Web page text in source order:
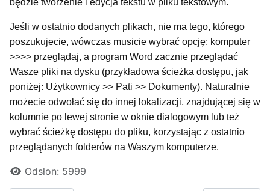
będzie tworzenie i edycja tekstu w pliku tekstowym.
Jeśli w ostatnio dodanych plikach, nie ma tego, którego
poszukujecie, wówczas musicie wybrać opcję: komputer
>>>> przeglądaj, a program Word zacznie przeglądać
Wasze pliki na dysku (przykładowa ścieżka dostępu, jak
poniżej: Użytkownicy >> Pati >> Dokumenty). Naturalnie
możecie odwołać się do innej lokalizacji, znajdującej się w
kolumnie po lewej stronie w oknie dialogowym lub też
wybrać ścieżkę dostępu do pliku, korzystając z ostatnio
przeglądanych folderów na Waszym komputerze.
Odsłon: 5999